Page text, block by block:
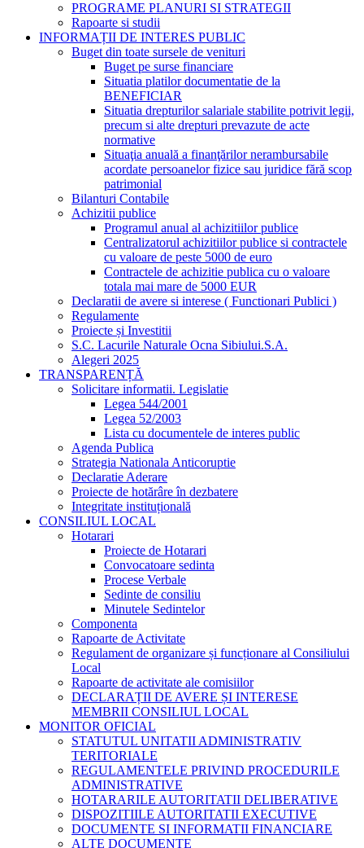
PROGRAME PLANURI SI STRATEGII
Rapoarte si studii
INFORMAȚII DE INTERES PUBLIC
Buget din toate sursele de venituri
Buget pe surse financiare
Situatia platilor documentatie de la
BENEFICIAR
Situatia drepturilor salariale stabilite potrivit legii,
precum si alte drepturi prevazute de acte
normative
Situaţia anuală a finanţărilor nerambursabile
acordate persoanelor fizice sau juridice fără scop
patrimonial
Bilanturi Contabile
Achizitii publice
Programul anual al achizitiilor publice
Centralizatorul achizitiilor publice si contractele
cu valoare de peste 5000 de euro
Contractele de achizitie publica cu o valoare
totala mai mare de 5000 EUR
Declaratii de avere si interese ( Functionari Publici )
Regulamente
Proiecte și Investitii
S.C. Lacurile Naturale Ocna Sibiului.S.A.
Alegeri 2025
TRANSPARENȚĂ
Solicitare informatii. Legislatie
Legea 544/2001
Legea 52/2003
Lista cu documentele de interes public
Agenda Publica
Strategia Nationala Anticoruptie
Declaratie Aderare
Proiecte de hotărâre în dezbatere
Integritate instituțională
CONSILIUL LOCAL
Hotarari
Proiecte de Hotarari
Convocatoare sedinta
Procese Verbale
Sedinte de consiliu
Minutele Sedintelor
Componenta
Rapoarte de Activitate
Regulament de organizare și funcționare al Consiliului
Local
Rapoarte de activitate ale comisiilor
DECLARAȚII DE AVERE ȘI INTERESE
MEMBRII CONSILIUL LOCAL
MONITOR OFICIAL
STATUTUL UNITATII ADMINISTRATIV
TERITORIALE
REGULAMENTELE PRIVIND PROCEDURILE
ADMINISTRATIVE
HOTARARILE AUTORITATII DELIBERATIVE
DISPOZITIILE AUTORITATII EXECUTIVE
DOCUMENTE SI INFORMATII FINANCIARE
ALTE DOCUMENTE